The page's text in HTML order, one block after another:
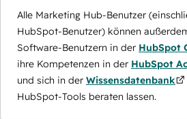
Alle Marketing Hub-Benutzer
HubSpot-Benutzer) können
Software-Benutzern in der HubSpot
ihre Kompetenzen in der HubSpot
und sich in der Wissensdatenbank
HubSpot-Tools beraten lassen.